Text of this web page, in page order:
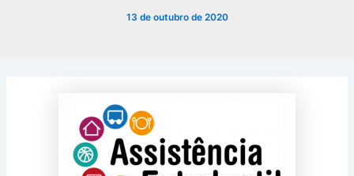
13 de outubro de 2020